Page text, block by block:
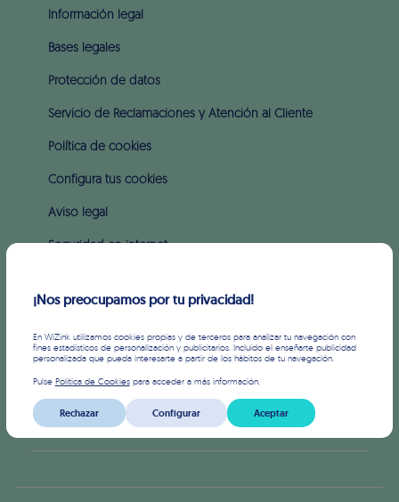
Información legal
Bases legales
Protección de datos
Servicio de Reclamaciones y Atención al Cliente
Política de cookies
Configura tus cookies
Aviso legal
Seguridad en internet
Prensa
Inversores
APIS
¡Nos preocupamos por tu privacidad!
En WiZink utilizamos cookies propias y de terceros para analizar tu navegación con
fines estadísticos de personalización y publicitarios. Incluido el enseñarte publicidad
personalizada que pueda interesarte a partir de los hábitos de tu navegación.
Pulse Política de Cookiespara acceder a más información.
Rechazar Configurar Aceptar